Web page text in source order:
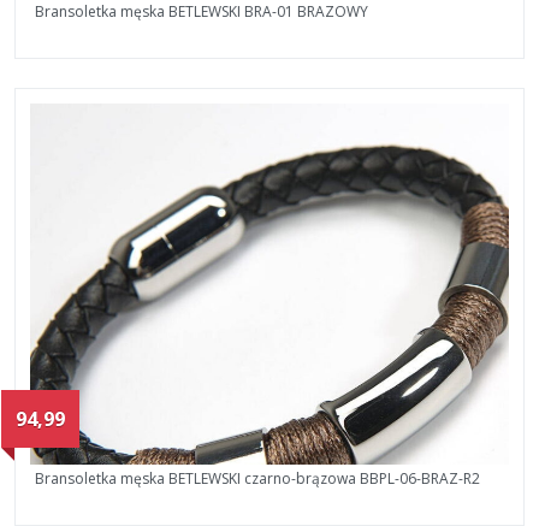
Bransoletka męska BETLEWSKI BRA-01 BRAZOWY
94,99
Bransoletka męska BETLEWSKI czarno-brązowa BBPL-06-BRAZ-R2